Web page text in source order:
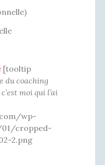
[tooltip
du coaching
moi qui l’ai